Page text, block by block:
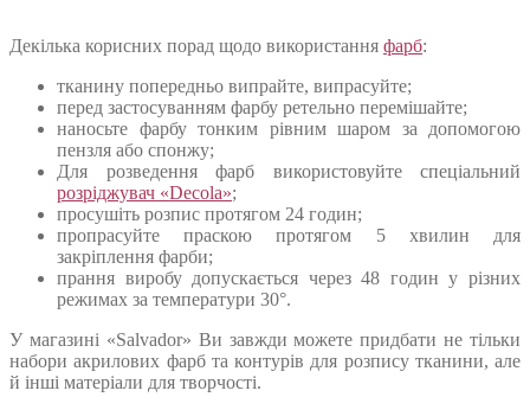
Декілька корисних порад щодо використання фарб:
тканину попередньо випрайте, випрасуйте;
перед застосуванням фарбу ретельно перемішайте;
наносьте фарбу тонким рівним шаром за допомогою
пензля або спонжу;
Для розведення фарб використовуйте спеціальний
розріджувач «Decola»;
просушіть розпис протягом 24 годин;
пропрасуйте праскою протягом 5 хвилин для
закріплення фарби;
прання виробу допускається через 48 годин у різних
режимах за температури 30°.
У магазині «Salvador» Ви завжди можете придбати не тільки
набори акрилових фарб та контурів для розпису тканини, але
й інші матеріали для творчості.